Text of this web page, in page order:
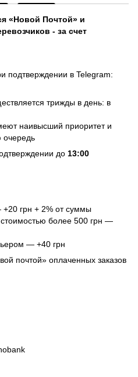
«Новой Почтой» и
- за счет
подтверждении в Telegram:
трижды в день: в
наивысший приоритет и
очередь
до 13:00
грн + 2% от суммы
более 500 грн —
— +40 грн
почтой» оплаченных заказов